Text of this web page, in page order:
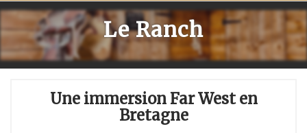
Le Ranch
Une immersion Far West en
Bretagne